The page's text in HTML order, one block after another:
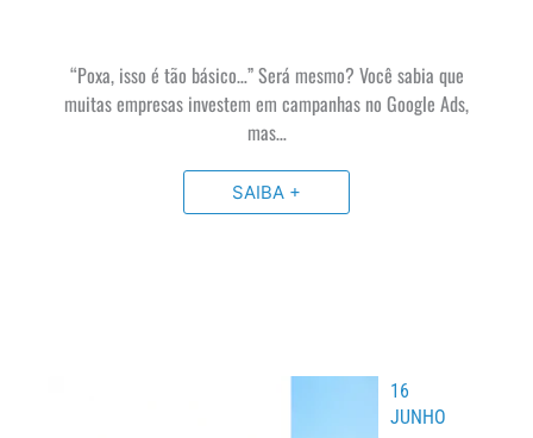
“Poxa, isso é tão básico…” Será mesmo? Você sabia que
muitas empresas investem em campanhas no Google Ads,
mas…
SAIBA +
16
JUNHO